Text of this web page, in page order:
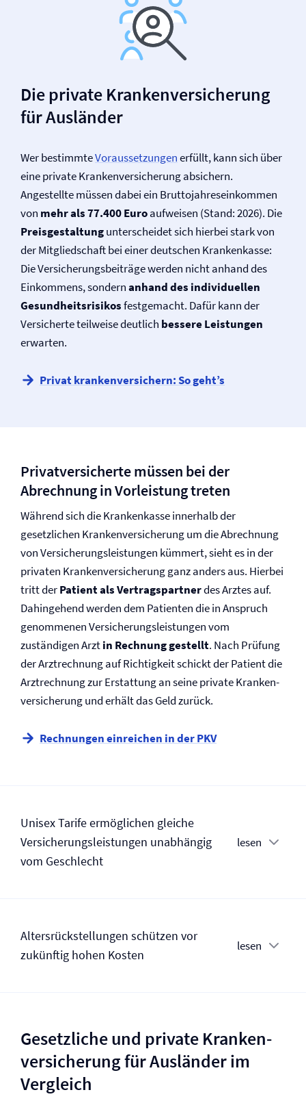
Die private Kranken­versicherung
für Ausländer
Wer bestimmteVoraussetzungenerfüllt, kann sich über
eine private Kranken­versicherung absichern.
Angestellte müssen dabei ein Bruttojahreseinkommen
von mehr als 77.400 Euroaufweisen (Stand: 2026). Die
Preisgestaltungunterscheidet sich hierbei stark von
der Mitgliedschaft bei einer deutschen Krankenkasse:
Die Versicherungsbeiträge werden nicht anhand des
Einkommens, sondernanhand des individuellen
Gesundheitsrisikosfestgemacht. Dafür kann der
Versicherte teilweise deutlich bessere Leistungen
erwarten.
Privat krankenversichern: So geht’s
Privatversicherte müssen bei der
Abrechnung in Vorleistung treten
Während sich die Krankenkasse innerhalb der
gesetzlichen Kranken­versicherung um die Abrechnung
von Versicherungsleistungen kümmert, sieht es in der
privaten Kranken­versicherung ganz anders aus. Hierbei
tritt derPatient als Vertragspartnerdes Arztes auf.
Dahingehend werden dem Patienten die in Anspruch
genommenen Versicherungsleistungen vom
zuständigen Arztin Rechnung gestellt. Nach Prüfung
der Arztrechnung auf Richtigkeit schickt der Patient die
Arztrechnung zur Erstattung an seine private Kranken­
versicherung und erhält das Geld zurück.
Rechnungen einreichen in der PKV
Unisex Tarife ermöglichen gleiche
Versicherungsleistungen unabhängig
vom Geschlecht
lesen
Altersrückstellungen schützen vor
zukünftig hohen Kosten
lesen
Gesetzliche und private Kranken­
versicherung für Ausländer im
Vergleich